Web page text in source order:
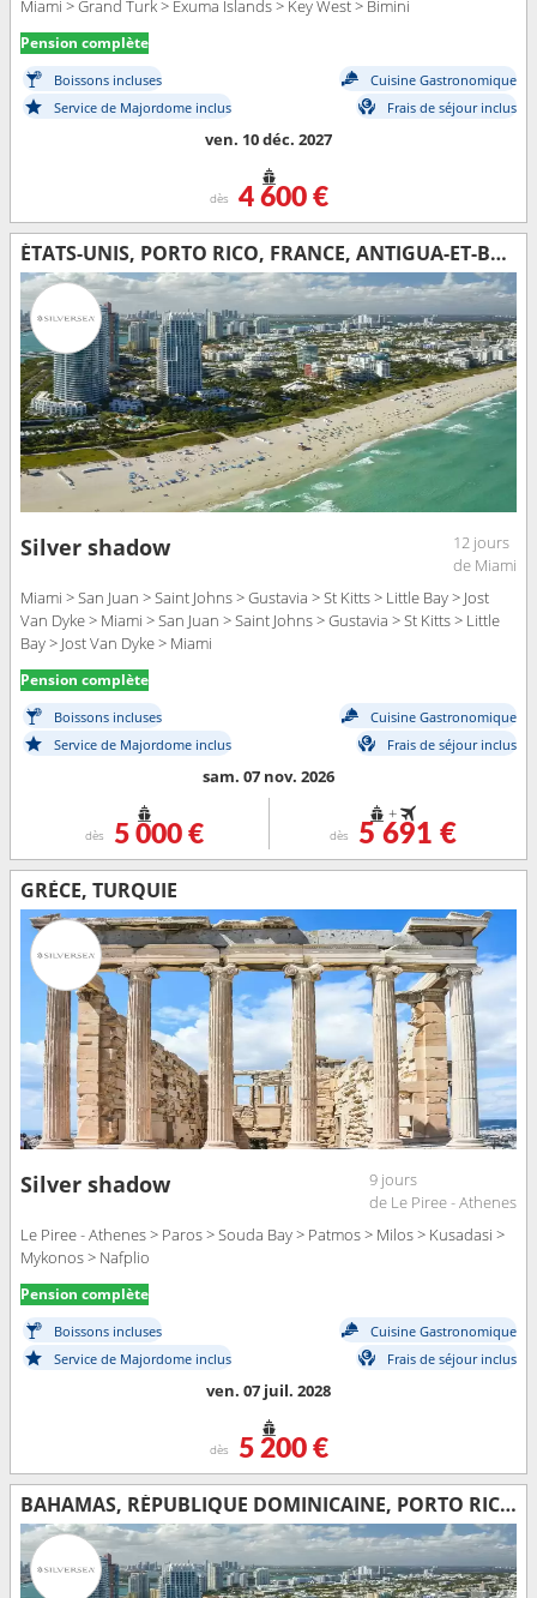
Miami > Grand Turk > Exuma Islands > Key West > Bimini
Pension complète
Boissons incluses
Cuisine Gastronomique
Service de Majordome inclus
Frais de séjour inclus
ven. 10 déc. 2027
dès 4 600 €
ÉTATS-UNIS, PORTO RICO, FRANCE, ANTIGUA-ET-BARBUDA, ROYAUME-UNI, JOST VAN DYKE
Silver shadow
12 jours
de Miami
Miami > San Juan > Saint Johns > Gustavia > St Kitts > Little Bay > Jost
Van Dyke > Miami > San Juan > Saint Johns > Gustavia > St Kitts > Little
Bay > Jost Van Dyke > Miami
Pension complète
Boissons incluses
Cuisine Gastronomique
Service de Majordome inclus
Frais de séjour inclus
sam. 07 nov. 2026
dès 5 000 €
+
dès 5 691 €
GRÈCE, TURQUIE
Silver shadow
9 jours
de Le Piree - Athenes
Le Piree - Athenes > Paros > Souda Bay > Patmos > Milos > Kusadasi >
Mykonos > Nafplio
Pension complète
Boissons incluses
Cuisine Gastronomique
Service de Majordome inclus
Frais de séjour inclus
ven. 07 juil. 2028
dès 5 200 €
BAHAMAS, RÉPUBLIQUE DOMINICAINE, PORTO RICO, ANTIGUA-ET-BARBUDA, TORTOLA, ÎLES TURQUES-ET-CAÏQUES, ÉTATS-UNIS